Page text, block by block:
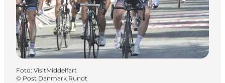
Foto: VisitMiddelfart
© Post Danmark Rundt